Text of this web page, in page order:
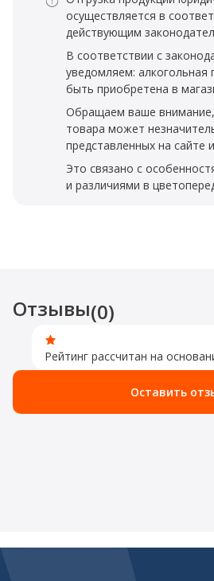
осуществляется в
действующим
В соответствии с
уведомляем: алкогольная
быть приобретена в
Обращаем ваше
товара может
представленных на сайте
Это связано с
и различиями в
Отзывы(0)
Рейтинг рассчитан на
Оставить